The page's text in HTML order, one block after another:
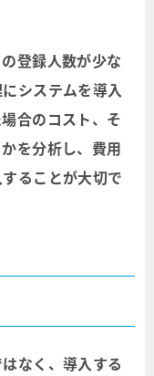
登録人数が少な
システムを導入
合のコスト、そ
を分析し、費用
ることが大切で
なく、導入する